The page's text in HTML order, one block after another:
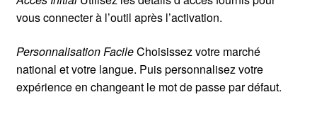
vous connecter à l’outil après l’activation.
Personnalisation FacileChoisissez votre marché
national et votre langue. Puis personnalisez votre
expérience en changeant le mot de passe par défaut.